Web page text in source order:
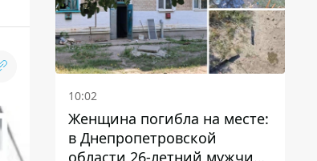
10:02
Женщина погибла на месте:
в Днепропетровской
области 26-летний мужчина